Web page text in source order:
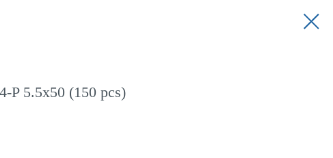
P 5.5x50 (150 pcs)